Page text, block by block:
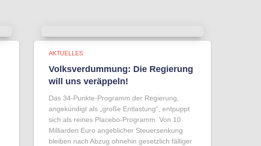
AKTUELLES
Volksverdummung: Die Regierung
will uns veräppeln!
Das 34-Punkte-Programm der Regierung,
angekündigt als „große Entlastung“, entpuppt
sich als reines Placebo-Programm. Von 10
Milliarden Euro angeblicher Steuersenkung
bleiben nach Abzug ohnehin gesetzlich fälliger